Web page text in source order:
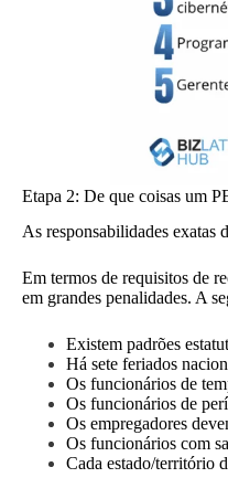
Etapa 2: De que coisas um
As responsabilidades exatas
Em termos de requisitos de
em grandes penalidades. A
Existem padrões
Há sete feriados
Os funcionários de
Os funcionários de
Os empregadores
Os funcionários com
Cada estado/território